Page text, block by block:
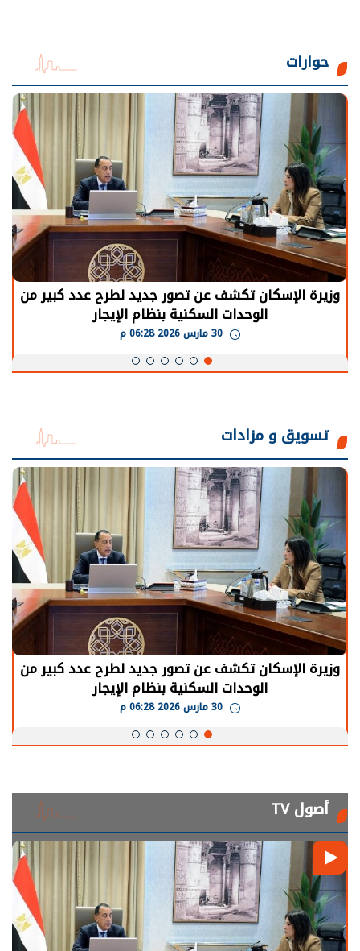
حوارات
وزيرة الإسكان تكشف عن تصور جديد لطرح عدد كبير من
الوحدات السكنية بنظام الإيجار
تسويق و مزادات
وزيرة الإسكان تكشف عن تصور جديد لطرح عدد كبير من
الوحدات السكنية بنظام الإيجار
أصول TV